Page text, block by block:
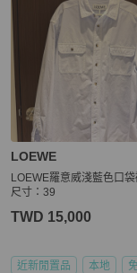
LOEWE
LOEWE羅意威淺藍色口
尺寸：39
TWD 15,000
近新閒置品 本地